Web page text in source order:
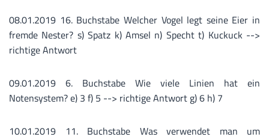
08.01.2019 16. Buchstabe Welcher Vogel legt seine Eier in
fremde Nester? s) Spatz k) Amsel n) Specht t) Kuckuck -->
richtige Antwort
09.01.2019 6. Buchstabe Wie viele Linien hat ein
Notensystem? e) 3 f) 5 --> richtige Antwort g) 6 h) 7
10.01.2019 11. Buchstabe Was verwendet man um